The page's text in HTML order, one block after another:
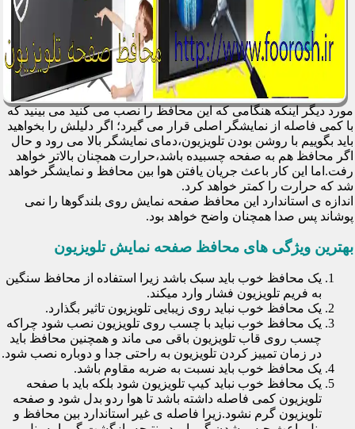
مورد دیگر اینکه هنگامی که این محافظ را نصب می کنید می بینید که
با کمی فاصله از نمایشگر اصلی قرار می گیرد؛ اگر دلیلش را بخواهید
باید بگوییم با روشن بودن تلویزیون،دمای نمایشگر بالا می رود و حال
اگر محافظ هم به صفحه چسبیده باشد،حرارت همچنان بالاتر خواهد
رفت.اما این کار باعث جریان یافتن هوا بین محافظ و نمایشگر خواهد
شد که حرارت را کمتر خواهد کرد.
اندازه ی استاندارد این محافظ صفحه نمایش روی بلندگوها را نمی
پوشاند پس صدا همچنان واضح خواهد بود.
بهترین ویژگی های محافظ صفحه نمایش تلویزیون
یک محافظ خوب باید سبک باشد زیرا استفاده از محافظ سنگین
به فریم تلویزیون فشار وارد میکند.
یک محافظ خوب نباید روی زیبایی تلویزیون تاثیر بگذارد.
یک محافظ خوب نباید با چسب روی تلویزیون نصب شود چراکه
چسب روی قاب تلویزیون باقی می ماند و همچنین محافظ باید
در زمان تمییز کردن تلویزیون به راحتی جدا و دوباره نصب شود.
یک محافظ خوب باید نسبت به ضربه مقاوم باشد.
یک محافظ خوب نباید کیپ تلویزیون شود بلکه باید با صفحه
تلویزیون کمی فاصله داشته باشد تا هوا ردو بدل شود و صفحه
تلویزیون گرم نشود.زیرا فاصله ی غیر استاندارد بین محافظ و